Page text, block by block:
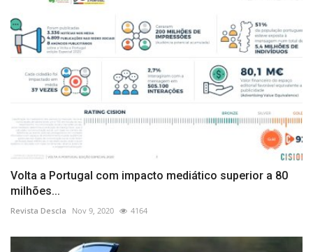
Volta a Portugal com impacto mediático superior a 80
milhões...
Revista Descla Nov 9, 2020 4164